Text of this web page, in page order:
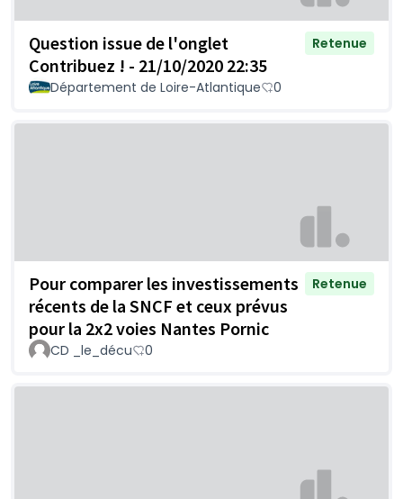
Question issue de l'onglet
Contribuez ! - 21/10/2020 22:35
Retenue
Département de Loire-Atlantique 0
Pour comparer les investissements
récents de la SNCF et ceux prévus
pour la 2x2 voies Nantes Pornic
Retenue
CD _le_décu 0